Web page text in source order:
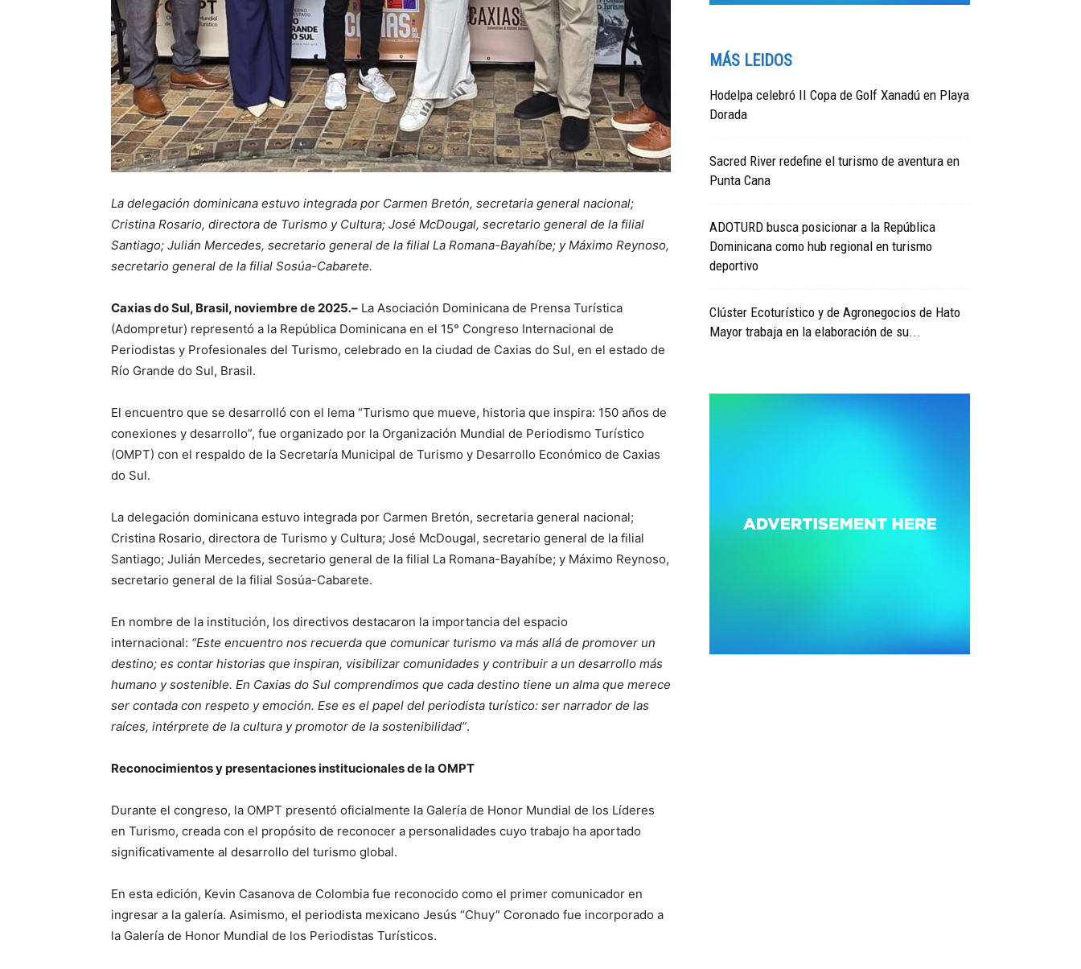
La delegación dominicana estuvo integrada por Carmen Bretón, secretaria general nacional;
Cristina Rosario, directora de Turismo y Cultura; José McDougal, secretario general de la filial
Santiago; Julián Mercedes, secretario general de la filial La Romana-Bayahíbe; y Máximo Reynoso,
secretario general de la filial Sosúa-Cabarete.
Caxias do Sul, Brasil, noviembre de 2025.– La Asociación Dominicana de Prensa Turística
(Adompretur) representó a la República Dominicana en el 15° Congreso Internacional de
Periodistas y Profesionales del Turismo, celebrado en la ciudad de Caxias do Sul, en el estado de
Río Grande do Sul, Brasil.
El encuentro que se desarrolló con el lema “Turismo que mueve, historia que inspira: 150 años de
conexiones y desarrollo”, fue organizado por la Organización Mundial de Periodismo Turístico
(OMPT) con el respaldo de la Secretaría Municipal de Turismo y Desarrollo Económico de Caxias
do Sul.
La delegación dominicana estuvo integrada por Carmen Bretón, secretaria general nacional;
Cristina Rosario, directora de Turismo y Cultura; José McDougal, secretario general de la filial
Santiago; Julián Mercedes, secretario general de la filial La Romana-Bayahíbe; y Máximo Reynoso,
secretario general de la filial Sosúa-Cabarete.
En nombre de la institución, los directivos destacaron la importancia del espacio
internacional: “Este encuentro nos recuerda que comunicar turismo va más allá de promover un
destino; es contar historias que inspiran, visibilizar comunidades y contribuir a un desarrollo más
humano y sostenible. En Caxias do Sul comprendimos que cada destino tiene un alma que merece
ser contada con respeto y emoción. Ese es el papel del periodista turístico: ser narrador de las
raíces, intérprete de la cultura y promotor de la sostenibilidad”.
Reconocimientos y presentaciones institucionales de la OMPT
Durante el congreso, la OMPT presentó oficialmente la Galería de Honor Mundial de los Líderes
en Turismo, creada con el propósito de reconocer a personalidades cuyo trabajo ha aportado
significativamente al desarrollo del turismo global.
En esta edición, Kevin Casanova de Colombia fue reconocido como el primer comunicador en
ingresar a la galería. Asimismo, el periodista mexicano Jesús “Chuy” Coronado fue incorporado a
la Galería de Honor Mundial de los Periodistas Turísticos.
MÁS LEIDOS
Hodelpa celebró II Copa de Golf Xanadú en Playa
Dorada
Sacred River redefine el turismo de aventura en
Punta Cana
ADOTURD busca posicionar a la República
Dominicana como hub regional en turismo
deportivo
Clúster Ecoturístico y de Agronegocios de Hato
Mayor trabaja en la elaboración de su...